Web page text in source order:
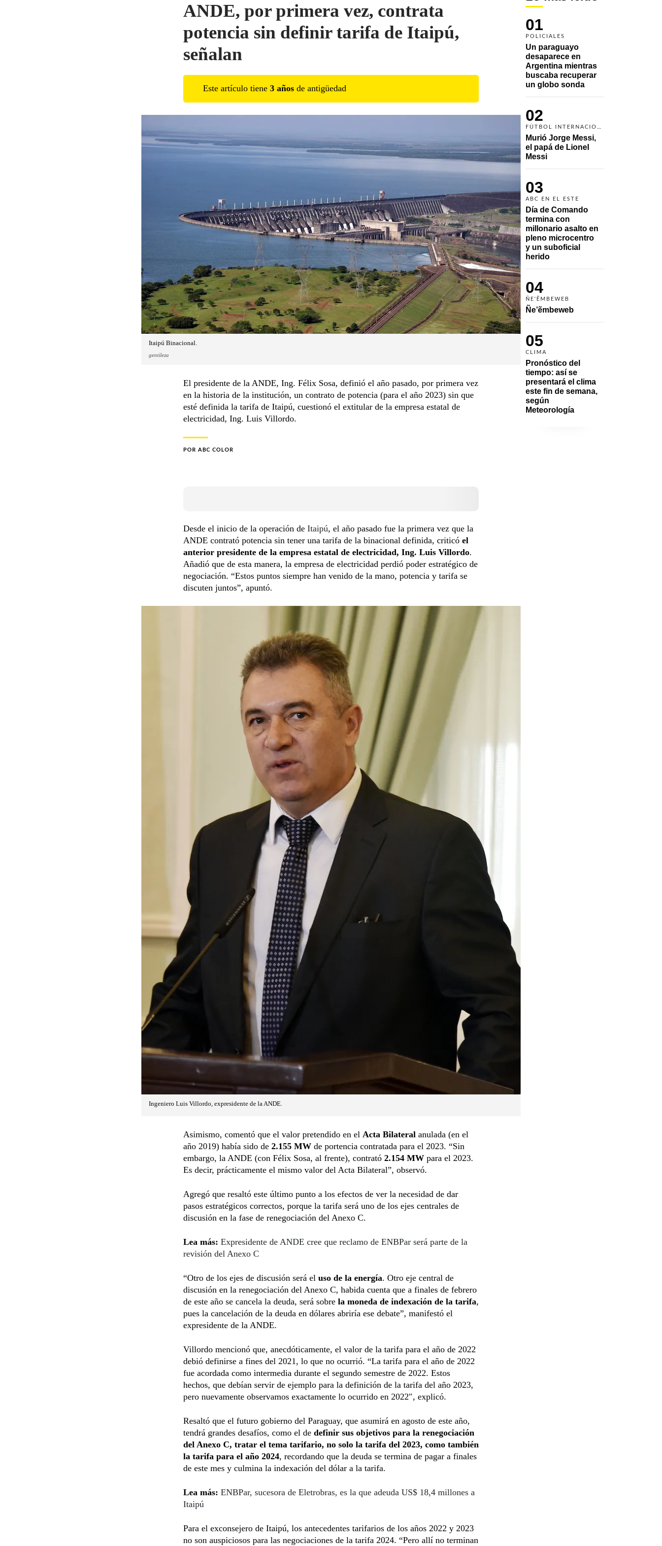
01
POLICIALES
Un paraguayo
desaparece en
Argentina mientras
buscaba recuperar
un globo sonda
02
Murió Jorge Messi,
el papá de Lionel
Messi
03
ABC EN EL ESTE
Día de Comando
termina con
millonario asalto en
pleno microcentro
y un suboficial
herido
04
ÑE'ẼMBEWEB
Ñe’ẽmbeweb
05
CLIMA
Pronóstico del
tiempo: así se
presentará el clima
este fin de semana,
según
Meteorología
ANDE, por primera vez, contrata
potencia sin definir tarifa de Itaipú,
señalan
Este artículo tiene 3 años de antigüedad
Itaipú Binacional.
gentileza
El presidente de la ANDE, Ing. Félix Sosa, definió el año pasado, por primera vez
en la historia de la institución, un contrato de potencia (para el año 2023) sin que
esté definida la tarifa de Itaipú, cuestionó el extitular de la empresa estatal de
electricidad, Ing. Luis Villordo.
POR ABC COLOR
Desde el inicio de la operación de Itaipú, el año pasado fue la primera vez que la
ANDE contrató potencia sin tener una tarifa de la binacional definida, criticó el
anterior presidente de la empresa estatal de electricidad, Ing. Luis Villordo.
Añadió que de esta manera, la empresa de electricidad perdió poder estratégico de
negociación. “Estos puntos siempre han venido de la mano, potencia y tarifa se
discuten juntos”, apuntó.
Ingeniero Luis Villordo, expresidente de la ANDE.
Asimismo, comentó que el valor pretendido en el Acta Bilateral anulada (en el
año 2019) había sido de 2.155 MW de portencia contratada para el 2023. “Sin
embargo, la ANDE (con Félix Sosa, al frente), contrató 2.154 MW para el 2023.
Es decir, prácticamente el mismo valor del Acta Bilateral”, observó.
Agregó que resaltó este último punto a los efectos de ver la necesidad de dar
pasos estratégicos correctos, porque la tarifa será uno de los ejes centrales de
discusión en la fase de renegociación del Anexo C.
Lea más: Expresidente de ANDE cree que reclamo de ENBPar será parte de la
revisión del Anexo C
“Otro de los ejes de discusión será el uso de la energía. Otro eje central de
discusión en la renegociación del Anexo C, habida cuenta que a finales de febrero
de este año se cancela la deuda, será sobre la moneda de indexación de la tarifa,
pues la cancelación de la deuda en dólares abriría ese debate”, manifestó el
expresidente de la ANDE.
Villordo mencionó que, anecdóticamente, el valor de la tarifa para el año de 2022
debió definirse a fines del 2021, lo que no ocurrió. “La tarifa para el año de 2022
fue acordada como intermedia durante el segundo semestre de 2022. Estos
hechos, que debían servir de ejemplo para la definición de la tarifa del año 2023,
pero nuevamente observamos exactamente lo ocurrido en 2022″, explicó.
Resaltó que el futuro gobierno del Paraguay, que asumirá en agosto de este año,
tendrá grandes desafíos, como el de definir sus objetivos para la renegociación
del Anexo C, tratar el tema tarifario, no solo la tarifa del 2023, como también
la tarifa para el año 2024, recordando que la deuda se termina de pagar a finales
de este mes y culmina la indexación del dólar a la tarifa.
Lea más: ENBPar, sucesora de Eletrobras, es la que adeuda US$ 18,4 millones a
Itaipú
Para el exconsejero de Itaipú, los antecedentes tarifarios de los años 2022 y 2023
no son auspiciosos para las negociaciones de la tarifa 2024. “Pero allí no terminan